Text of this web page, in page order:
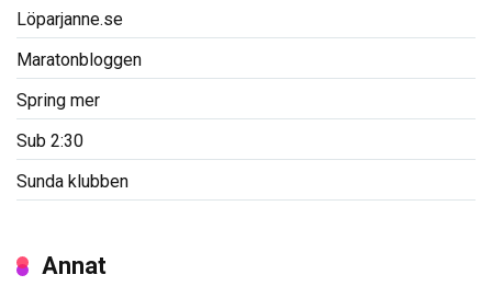
Löparjanne.se
Maratonbloggen
Spring mer
Sub 2:30
Sunda klubben
Annat